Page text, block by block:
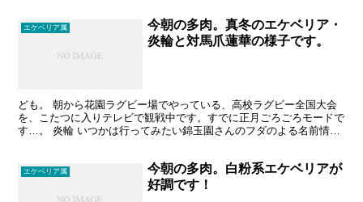
エケベリア属
今朝の多肉。真冬のエケベリア・
炎輪と対馬爪蓮華の様子です。
ども。 朝から花園ラグビー場でやっている、高校ラグビー全国大会
を、こたつに入りテレビで観戦中です。すでに正月ごろごろモードで
す…。 炎輪 いつかは行ってみたい錦玉園さんのフダのよる名前情報
エケベリア属
今朝の多肉。白粉系エケベリアが
好調です！